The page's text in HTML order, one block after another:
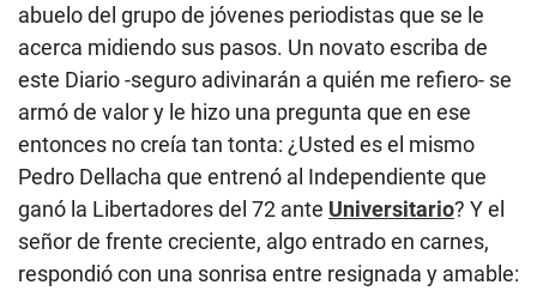
abuelo del grupo de jóvenes periodistas que se le
acerca midiendo sus pasos. Un novato escriba de
este Diario -seguro adivinarán a quién me refiero- se
armó de valor y le hizo una pregunta que en ese
entonces no creía tan tonta: ¿Usted es el mismo
Pedro Dellacha que entrenó al Independiente que
ganó la Libertadores del 72 ante Universitario? Y el
señor de frente creciente, algo entrado en carnes,
respondió con una sonrisa entre resignada y amable: